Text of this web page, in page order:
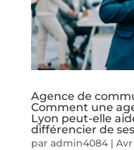
Agence de
Comment une
Lyon peut-elle
différencier de
par admin4084| Avr